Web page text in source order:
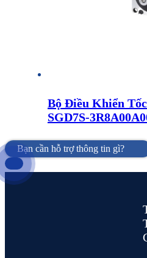
Bộ Điều Khiển
SGD7S-
Bạn cần hỗ trợ thông tin gì?